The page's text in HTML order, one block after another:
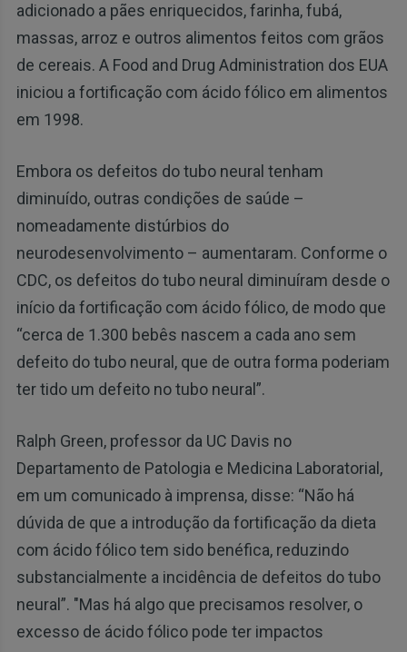
adicionado a pães enriquecidos, farinha, fubá,
massas, arroz e outros alimentos feitos com grãos
de cereais. A Food and Drug Administration dos EUA
iniciou a fortificação com ácido fólico em alimentos
em 1998.
Embora os defeitos do tubo neural tenham
diminuído, outras condições de saúde –
nomeadamente distúrbios do
neurodesenvolvimento – aumentaram. Conforme o
CDC, os defeitos do tubo neural diminuíram desde o
início da fortificação com ácido fólico, de modo que
“cerca de 1.300 bebês nascem a cada ano sem
defeito do tubo neural, que de outra forma poderiam
ter tido um defeito no tubo neural”.
Ralph Green, professor da UC Davis no
Departamento de Patologia e Medicina Laboratorial,
em um comunicado à imprensa, disse: “Não há
dúvida de que a introdução da fortificação da dieta
com ácido fólico tem sido benéfica, reduzindo
substancialmente a incidência de defeitos do tubo
neural”. "Mas há algo que precisamos resolver, o
excesso de ácido fólico pode ter impactos